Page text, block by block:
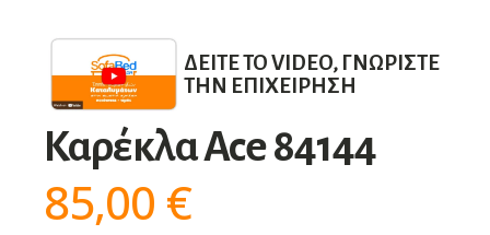
ΔΕΊΤΕ ΤΟ VIDEO, ΓΝΩΡΊΣΤΕ
ΤΗΝ ΕΠΙΧΕΊΡΗΣΗ
Καρέκλα Ace 84144
85,00 €